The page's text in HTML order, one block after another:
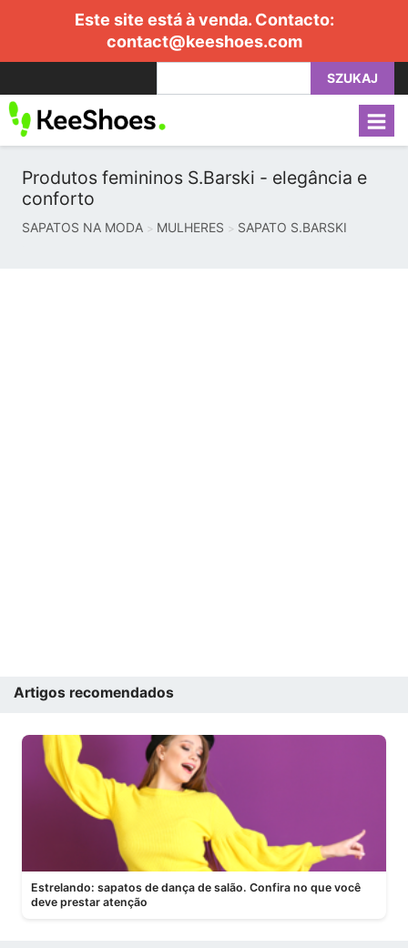
Este site está à venda. Contacto:
contact@keeshoes.com
SZUKAJ
Produtos femininos S.Barski - elegância e
conforto
SAPATOS NA MODA MULHERES SAPATO S.BARSKI
Artigos recomendados
Estrelando: sapatos de dança de salão. Confira no que você
deve prestar atenção